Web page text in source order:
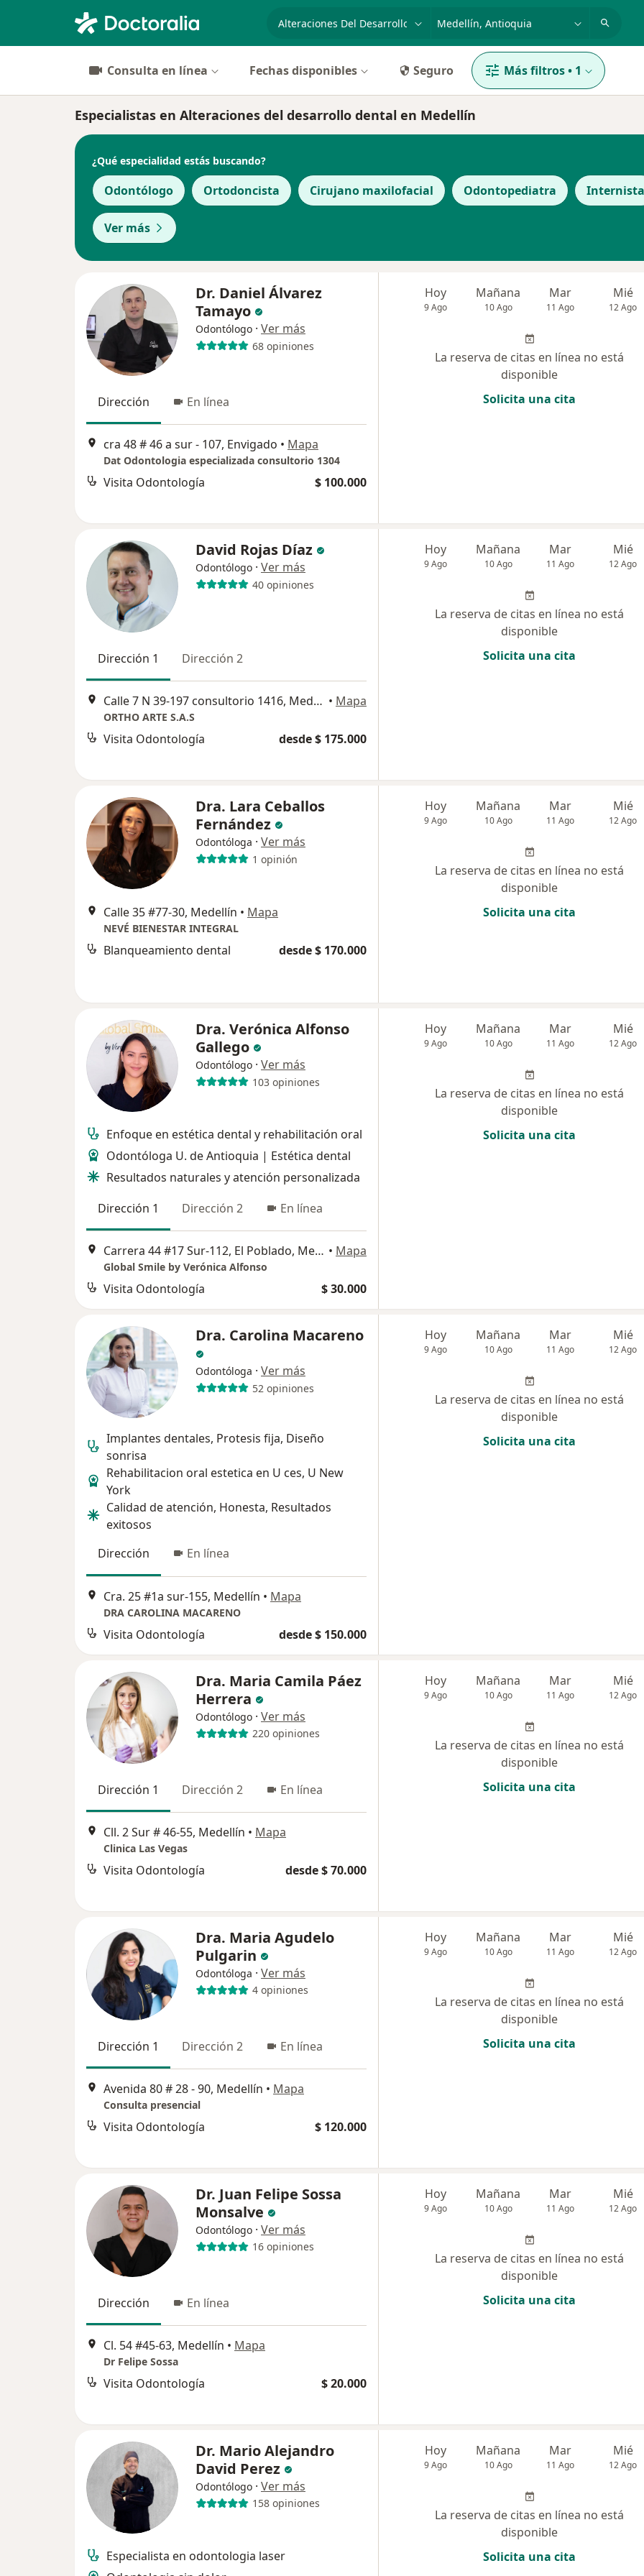
p. ej. Bogotá
Consulta en línea Fechas disponibles Seguro Más filtros• 1
Especialistas en Alteraciones del desarrollo dental en Medellín
¿Qué especialidad estás buscando?
Odontólogo Ortodoncista Cirujano maxilofacial Odontopediatra Internista
Ver más
Dr. Daniel Álvarez
Tamayo
Odontólogo · Ver más
68 opiniones
Dirección En línea
cra 48 # 46 a sur - 107, Envigado • Mapa
Dat Odontologia especializada consultorio 1304
Visita Odontología $ 100.000
Hoy
9 Ago
Mañana
10 Ago
Mar
11 Ago
Mié
12 Ago
La reserva de citas en línea no está
disponible
Solicita una cita
David Rojas Díaz
Odontólogo · Ver más
40 opiniones
Dirección 1 Dirección 2
Calle 7 N 39-197 consultorio 1416, Medellín • Mapa
ORTHO ARTE S.A.S
Visita Odontología desde $ 175.000
Hoy
9 Ago
Mañana
10 Ago
Mar
11 Ago
Mié
12 Ago
La reserva de citas en línea no está
disponible
Solicita una cita
Dra. Lara Ceballos
Fernández
Odontóloga · Ver más
1 opinión
Calle 35 #77-30, Medellín • Mapa
NEVÉ BIENESTAR INTEGRAL
Blanqueamiento dental desde $ 170.000
Hoy
9 Ago
Mañana
10 Ago
Mar
11 Ago
Mié
12 Ago
La reserva de citas en línea no está
disponible
Solicita una cita
Dra. Verónica Alfonso
Gallego
Odontólogo · Ver más
103 opiniones
Enfoque en estética dental y rehabilitación oral
Odontóloga U. de Antioquia | Estética dental
Resultados naturales y atención personalizada
Dirección 1
Dirección 2 En línea
Carrera 44 #17 Sur-112, El Poblado, Medellín, Antioquia, Colombia, Medellín • Mapa
Global Smile by Verónica Alfonso
Visita Odontología $ 30.000
Hoy
9 Ago
Mañana
10 Ago
Mar
11 Ago
Mié
12 Ago
La reserva de citas en línea no está
disponible
Solicita una cita
Dra. Carolina Macareno
Odontóloga · Ver más
52 opiniones
Implantes dentales, Protesis fija, Diseño
sonrisa
Rehabilitacion oral estetica en U ces, U New
York
Calidad de atención, Honesta, Resultados
exitosos
Dirección
En línea
Cra. 25 #1a sur-155, Medellín • Mapa
DRA CAROLINA MACARENO
Visita Odontología desde $ 150.000
Hoy
9 Ago
Mañana
10 Ago
Mar
11 Ago
Mié
12 Ago
La reserva de citas en línea no está
disponible
Solicita una cita
Dra. Maria Camila Páez
Herrera
Odontólogo · Ver más
220 opiniones
Dirección 1 Dirección 2 En línea
Cll. 2 Sur # 46-55, Medellín • Mapa
Clinica Las Vegas
Visita Odontología desde $ 70.000
Hoy
9 Ago
Mañana
10 Ago
Mar
11 Ago
Mié
12 Ago
La reserva de citas en línea no está
disponible
Solicita una cita
Dra. Maria Agudelo
Pulgarin
Odontóloga · Ver más
4 opiniones
Dirección 1 Dirección 2 En línea
Avenida 80 # 28 - 90, Medellín • Mapa
Consulta presencial
Visita Odontología $ 120.000
Hoy
9 Ago
Mañana
10 Ago
Mar
11 Ago
Mié
12 Ago
La reserva de citas en línea no está
disponible
Solicita una cita
Dr. Juan Felipe Sossa
Monsalve
Odontólogo · Ver más
16 opiniones
Dirección En línea
Cl. 54 #45-63, Medellín • Mapa
Dr Felipe Sossa
Visita Odontología $ 20.000
Hoy
9 Ago
Mañana
10 Ago
Mar
11 Ago
Mié
12 Ago
La reserva de citas en línea no está
disponible
Solicita una cita
Dr. Mario Alejandro
David Perez
Odontólogo · Ver más
158 opiniones
Especialista en odontologia laser
Hoy
9 Ago
Mañana
10 Ago
Mar
11 Ago
Mié
12 Ago
La reserva de citas en línea no está
disponible
Solicita una cita